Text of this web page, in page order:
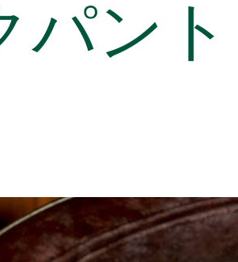
パン